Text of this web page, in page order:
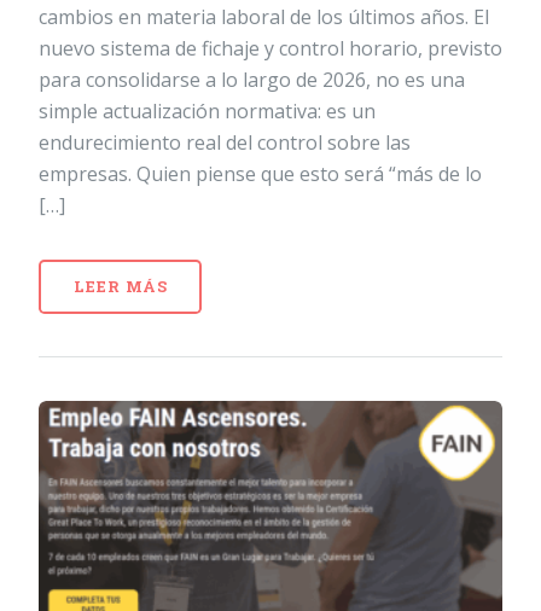
cambios en materia laboral de los últimos años. El
nuevo sistema de fichaje y control horario, previsto
para consolidarse a lo largo de 2026, no es una
simple actualización normativa: es un
endurecimiento real del control sobre las
empresas. Quien piense que esto será “más de lo
[…]
LEER MÁS